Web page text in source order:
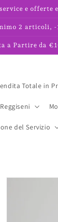
e
2 articoli, -
a Partire da
Totale in
Reggiseni
del Servizio